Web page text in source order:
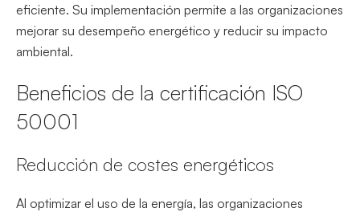
eficiente. Su implementación permite a las organizaciones
mejorar su desempeño energético y reducir su impacto
ambiental.
Beneficios de la certificación ISO
50001
Reducción de costes energéticos
Al optimizar el uso de la energía, las organizaciones